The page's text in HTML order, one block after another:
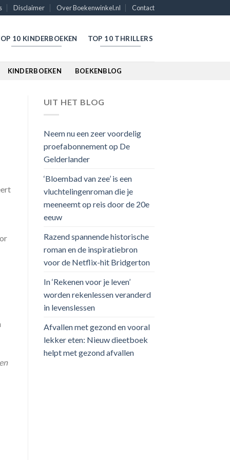
Disclaimer Over Boekenwinkel.nl Contact
10 KINDERBOEKEN TOP 10 THRILLERS
KINDERBOEKEN BOEKENBLOG
UIT HET BLOG
Neem nu een zeer voordelig
proefabonnement op De
Gelderlander
‘Bloembad van zee’ is een
vluchtelingenroman die je
meeneemt op reis door de 20e
eeuw
Razend spannende historische
roman en de inspiratiebron
voor de Netflix-hit Bridgerton
In ‘Rekenen voor je leven’
worden rekenlessen veranderd
in levenslessen
Afvallen met gezond en vooral
lekker eten: Nieuw dieetboek
helpt met gezond afvallen